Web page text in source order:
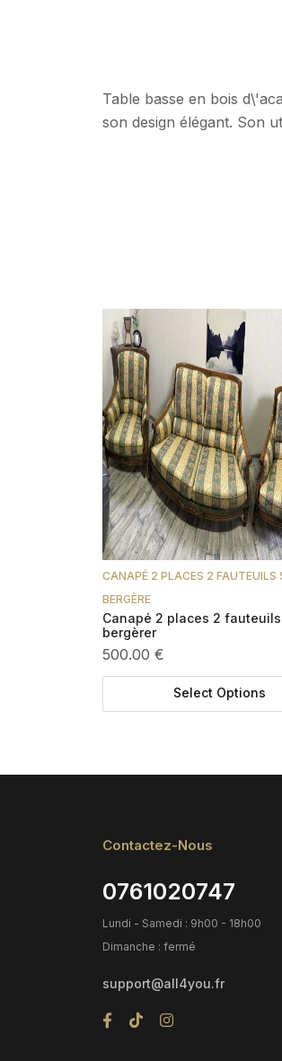
Table basse en bois
son design élégant. Son
CANAPÉ 2 PLACES 2 FAUTEUILS
BERGÈRE
Canapé 2 places 2
bergèrer
500.00 €
Select Options
Contactez-Nous
0761020747
Lundi - Samedi : 9h00 - 18h00
Dimanche : fermé
support@all4you.fr